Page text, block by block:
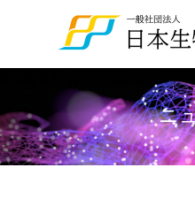
ニ